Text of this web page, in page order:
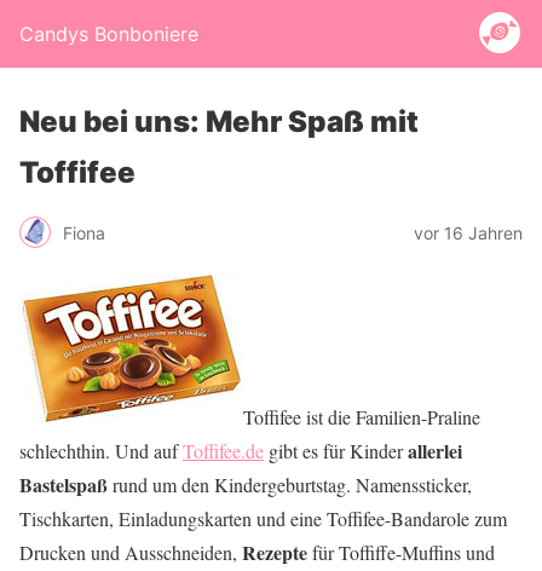
Candys Bonboniere
Neu bei uns: Mehr Spaß mit
Toffifee
Fiona vor 16 Jahren
Toffifee ist die Familien-Praline
schlechthin. Und aufToffifee.de gibt es für Kinderallerlei
Bastelspaßrund um den Kindergeburtstag. Namenssticker,
Tischkarten, Einladungskarten und eine Toffifee-Bandarole zum
Drucken und Ausschneiden, Rezeptefür Toffiffe-Muffins und